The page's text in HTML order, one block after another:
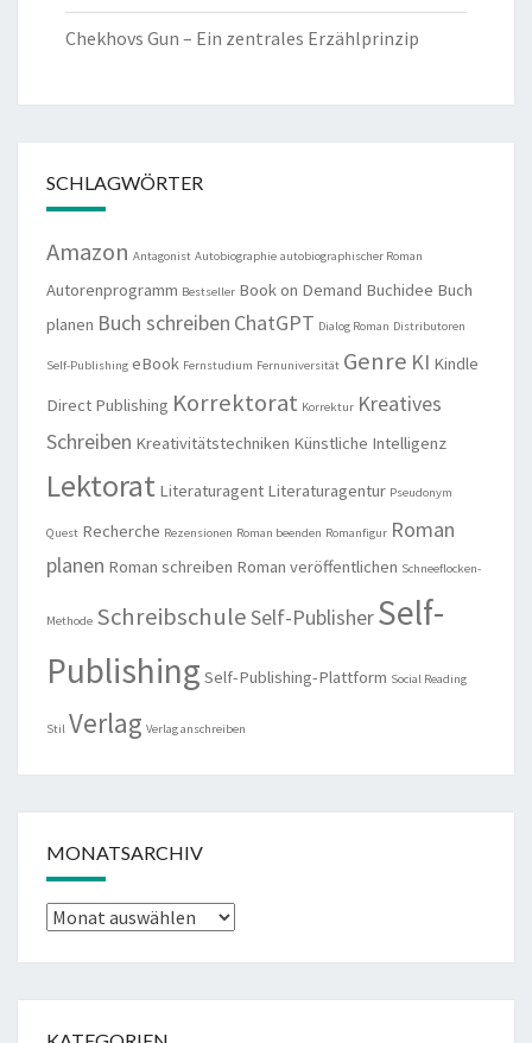
Chekhovs Gun – Ein zentrales Erzählprinzip
SCHLAGWÖRTER
Amazon Antagonist Autobiographie autobiographischer Roman
Autorenprogramm Bestseller Book on Demand Buchidee Buch
planen Buch schreiben ChatGPT Dialog Roman Distributoren
Self-Publishing eBook Fernstudium Fernuniversität Genre KI Kindle
Direct Publishing Korrektorat Korrektur Kreatives
Schreiben Kreativitätstechniken Künstliche Intelligenz
Lektorat Literaturagent Literaturagentur Pseudonym
Quest Recherche Rezensionen Roman beenden Romanfigur Roman
planen Roman schreiben Roman veröffentlichen Schneeflocken-
Methode SchreibschuleSelf-PublisherSelf-
Publishing Self-Publishing-Plattform Social Reading
Stil Verlag Verlag anschreiben
MONATSARCHIV
Monatsarchiv